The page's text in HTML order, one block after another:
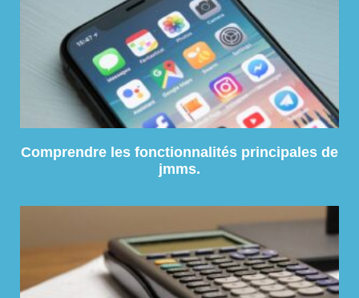
Comprendre les fonctionnalités principales de
jmms.